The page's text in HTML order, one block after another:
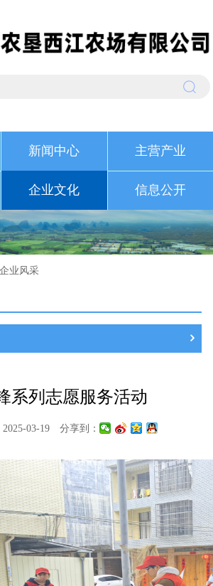
新闻中心 主营产业
企业文化 信息公开
企业风采
系列志愿服务活动
03-19 分享到：